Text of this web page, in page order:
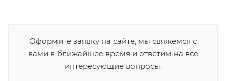
Оформите заявку на сайте, мы свяжемся с
вами в ближайшее время и ответим на все
интересующие вопросы.